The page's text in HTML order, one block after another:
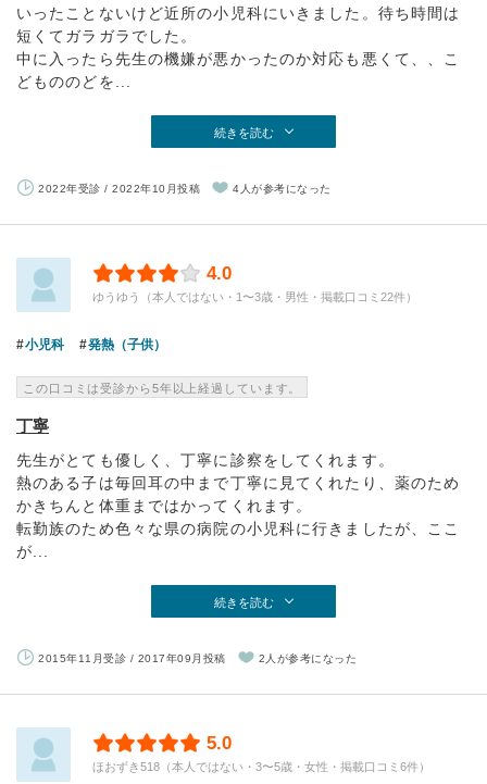
いったことないけど近所の小児科にいきました。待ち時間は
短くてガラガラでした。
中に入ったら先生の機嫌が悪かったのか対応も悪くて、、こ
どもののどを...
続きを読む
2022年受診 / 2022年10月投稿 4人が参考になった
4.0
ゆうゆう（本人ではない・1〜3歳・男性・掲載口コミ22件）
小児科 発熱（子供）
この口コミは受診から5年以上経過しています。
丁寧
先生がとても優しく、丁寧に診察をしてくれます。
熱のある子は毎回耳の中まで丁寧に見てくれたり、薬のため
かきちんと体重まではかってくれます。
転勤族のため色々な県の病院の小児科に行きましたが、ここ
が...
続きを読む
2015年11月受診 / 2017年09月投稿 2人が参考になった
5.0
ほおずき518（本人ではない・3〜5歳・女性・掲載口コミ6件）